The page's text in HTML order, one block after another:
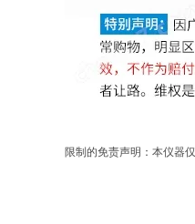
限制的免责声明：本仪器